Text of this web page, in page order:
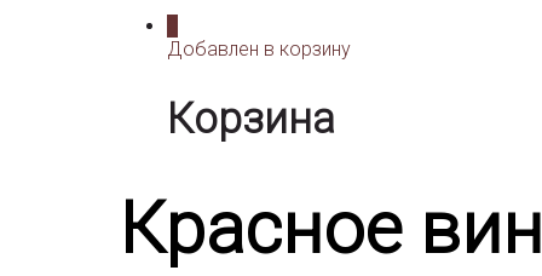
Добавлен в корзину
Корзина
Красное